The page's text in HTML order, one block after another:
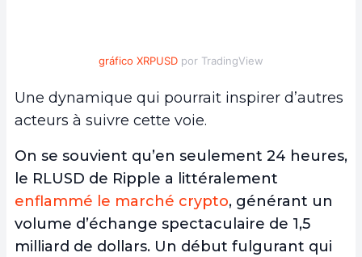
gráfico XRPUSD por TradingView
Une dynamique qui pourrait inspirer d’autres
acteurs à suivre cette voie.
On se souvient qu’en seulement 24 heures,
le RLUSD de Ripple a littéralement
enflammé le marché crypto, générant un
volume d’échange spectaculaire de 1,5
milliard de dollars. Un début fulgurant qui